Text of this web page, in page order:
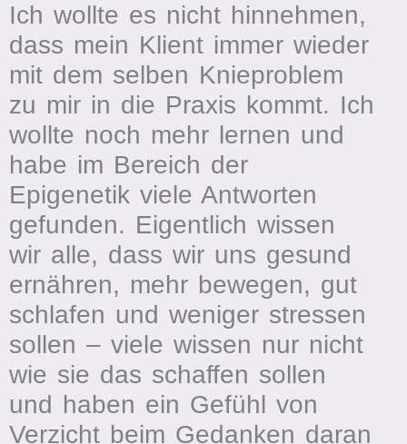
Ich wollte es nicht hinnehmen,
dass mein Klient immer wieder
mit dem selben Knieproblem
zu mir in die Praxis kommt. Ich
wollte noch mehr lernen und
habe im Bereich der
Epigenetik viele Antworten
gefunden. Eigentlich wissen
wir alle, dass wir uns gesund
ernähren, mehr bewegen, gut
schlafen und weniger stressen
sollen – viele wissen nur nicht
wie sie das schaffen sollen
und haben ein Gefühl von
Verzicht beim Gedanken daran